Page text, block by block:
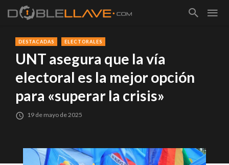
DESTACADAS ELECTORALES
UNT asegura que la vía
electoral es la mejor opción
para «superar la crisis»
19 de mayo de 2025